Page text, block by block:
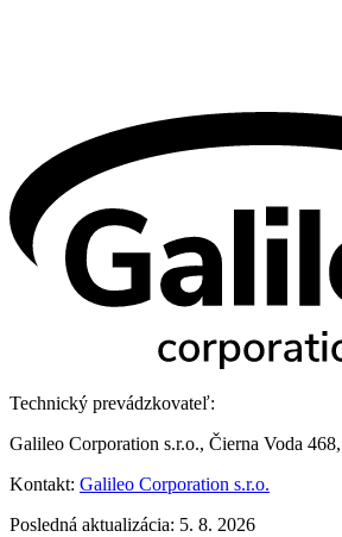
Technický prevádzkovateľ:
Galileo Corporation s.r.o., Čierna Voda
Kontakt: Galileo Corporation s.r.o.
Posledná aktualizácia: 5. 8. 2026